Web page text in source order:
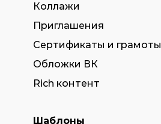
Коллажи
Приглашения
Сертификаты и грамоты
Обложки ВК
Rich контент
Шаблоны